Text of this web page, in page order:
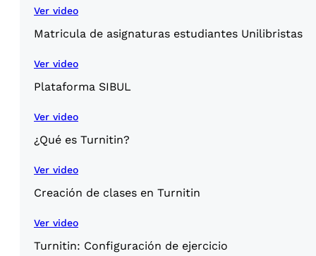
Ver video
Matricula de asignaturas estudiantes Unilibristas
Ver video
Plataforma SIBUL
Ver video
¿Qué es Turnitin?
Ver video
Creación de clases en Turnitin
Ver video
Turnitin: Configuración de ejercicio